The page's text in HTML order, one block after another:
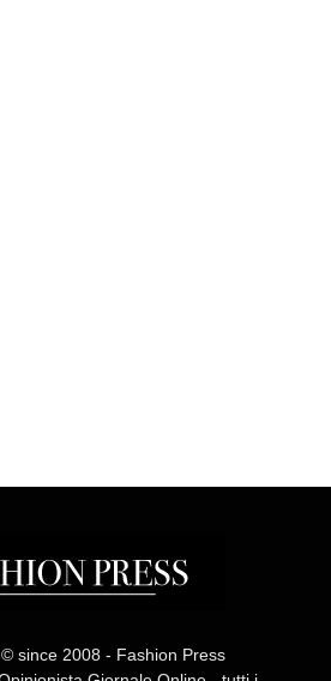
since 2008 - Fashion Press